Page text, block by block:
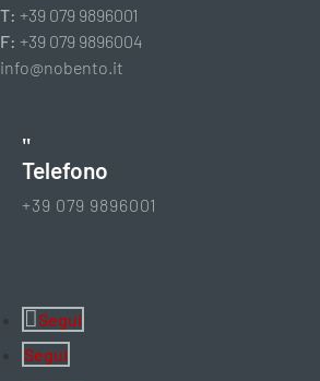
T: +39 079 9896001
F: +39 079 9896004
info@nobento.it
Telefono
+39 079 9896001
Segui
Segui